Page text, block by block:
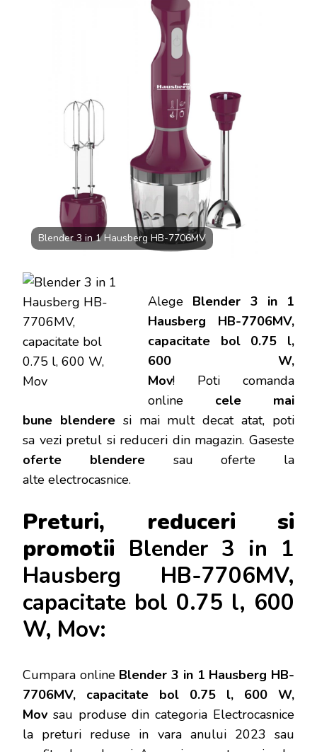
Blender 3 in 1 Hausberg HB-7706MV
Alege Blender 3 in 1
Hausberg HB-7706MV,
capacitate bol 0.75 l,
600 W,
Mov! Poti
comanda
online cele mai
bune blenderesi mai mult decat atat, poti
sa vezi pretul si reduceri din magazin. Gaseste
oferte blenderesau oferte la
alte electrocasnice.
Preturi, reduceri si
promotii Blender 3 in 1
Hausberg HB-7706MV,
capacitate bol 0.75 l, 600
W, Mov:
Cumpara online Blender 3 in 1 Hausberg HB-
7706MV, capacitate bol 0.75 l, 600 W,
Mov sau produse din categoria Electrocasnice
la preturi reduse in vara anului 2023 sau